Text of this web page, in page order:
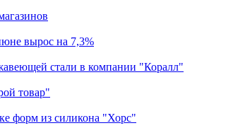
вырос на 7,3%
стали в компании "Коралл"
товар"
форм из силикона "Хорс"